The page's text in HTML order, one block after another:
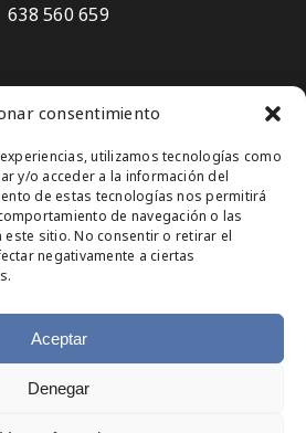
consentimiento
utilizamos tecnologías como
y/o acceder a la información del
de estas tecnologías nos permitirá
de navegación o las
este sitio. No consentir o retirar el
negativamente a ciertas
Aceptar
Denegar
638 560 659
Aviso Legal
de Cookies
Suscríbete